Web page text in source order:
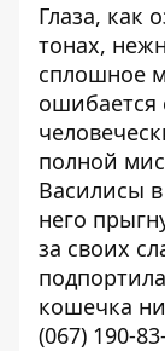
Глаза, как
тонах,
сплошное
ошибается
полной
Василисы
него
за своих
кошечка
(067) 190-